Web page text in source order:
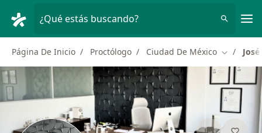
¿Qué estás buscando?
Página De Inicio Proctólogo Ciudad De México Cambiar